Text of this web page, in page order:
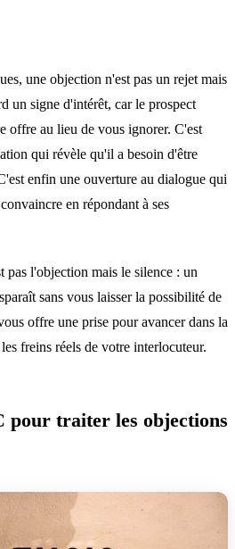
une objection n'est pas un rejet mais
un signe d'intérêt, car le prospect
offre au lieu de vous ignorer. C'est
qui révèle qu'il a besoin d'être
enfin une ouverture au dialogue qui
en répondant à ses
pas l'objection mais le silence : un
sans vous laisser la possibilité de
offre une prise pour avancer dans la
freins réels de votre interlocuteur.
pour traiter les objections